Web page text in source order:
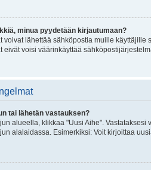
minua pyydetään kirjautumaan?
voivat lähettää sähköpostia muille
eivät voisi väärinkäyttää
tai lähetän vastauksen?
alueella, klikkaa "Uusi Aihe".
alalaidassa. Esimerkiksi: Voit kirjoittaa